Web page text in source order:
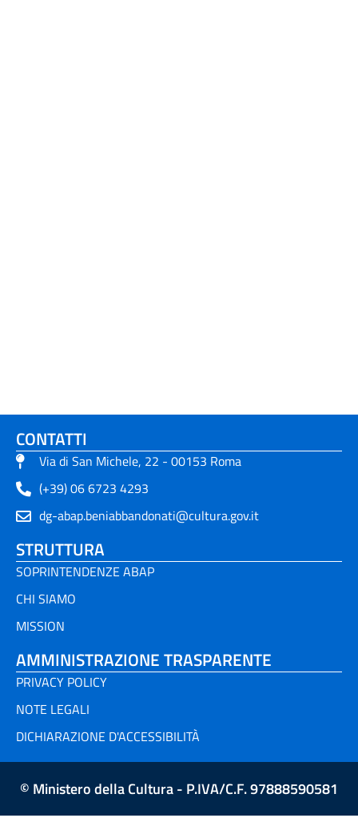
CONTATTI
Via di San Michele, 22 - 00153 Roma
(+39) 06 6723 4293
dg-abap.beniabbandonati@cultura.gov.it
STRUTTURA
SOPRINTENDENZE ABAP
CHI SIAMO
MISSION
AMMINISTRAZIONE TRASPARENTE
PRIVACY POLICY
NOTE LEGALI
DICHIARAZIONE D'ACCESSIBILITÀ
© Ministero della Cultura - P.IVA/C.F. 97888590581